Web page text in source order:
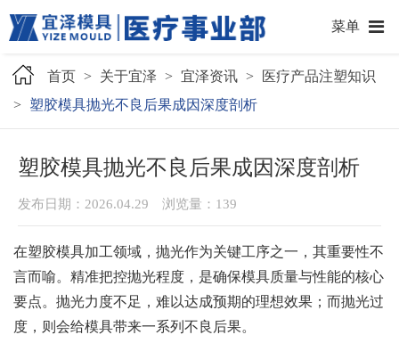
菜单
首页 > 关于宜泽 > 宜泽资讯 >
医疗产品注塑知识
> 塑胶模具抛光不良后果成因深度剖析
塑胶模具抛光不良后果成因深度剖析
发布日期：2026.04.29 浏览量： 139
在塑胶模具加工领域，抛光作为关键工序之一，其重要性不
言而喻。精准把控抛光程度，是确保模具质量与性能的核心
要点。抛光力度不足，难以达成预期的理想效果；而抛光过
度，则会给模具带来一系列不良后果。